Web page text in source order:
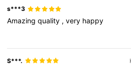
4.89 44K Volgers
s***3
Amazingquality ,very happy
S***.